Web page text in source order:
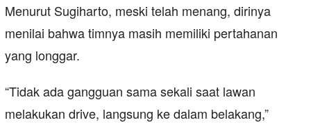
Menurut Sugiharto, meski telah menang, dirinya
menilai bahwa timnya masih memiliki pertahanan
yang longgar.
“Tidak ada gangguan sama sekali saat lawan
melakukan drive, langsung ke dalam belakang,”